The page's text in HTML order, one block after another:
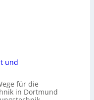
und
für die
in Dortmund